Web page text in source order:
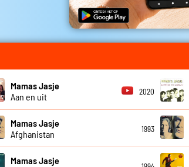
Mamas Jasje
Aan en uit
2020
Mamas Jasje
Afghanistan
1993
Mamas Jasje